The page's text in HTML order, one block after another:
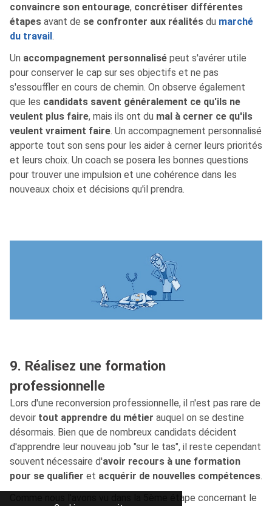
convaincre son entourage, concrétiser différentes
étapes avant de se confronter aux réalités du marché
du travail.
Un accompagnement personnalisé peut s'avérer utile
pour conserver le cap sur ses objectifs et ne pas
s'essouffler en cours de chemin. On observe également
que les candidats savent généralement ce qu'ils ne
veulent plus faire, mais ils ont du mal à cerner ce qu'ils
veulent vraiment faire. Un accompagnement personnalisé
apporte tout son sens pour les aider à cerner leurs priorités
et leurs choix. Un coach se posera les bonnes questions
pour trouver une impulsion et une cohérence dans les
nouveaux choix et décisions qu'il prendra.
9. Réalisez une formation
professionnelle
Lors d'une reconversion professionnelle, il n'est pas rare de
devoir tout apprendre du métier auquel on se destine
désormais. Bien que de nombreux candidats décident
d'apprendre leur nouveau job "sur le tas", il reste cependant
souvent nécessaire d'avoir recours à une formation
pour se qualifier et acquérir de nouvelles compétences.
Comme nous l'avons vu dans la 5ème étape concernant le